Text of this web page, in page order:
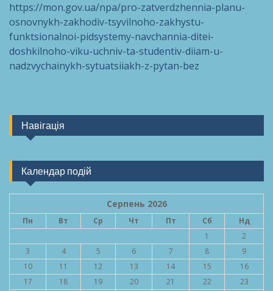
https://mon.gov.ua/npa/pro-zatverdzhennia-planu-
osnovnykh-zakhodiv-tsyvilnoho-zakhystu-
funktsionalnoi-pidsystemy-navchannia-ditei-
doshkilnoho-viku-uchniv-ta-studentiv-diiam-u-
nadzvychainykh-sytuatsiiakh-z-pytan-bez
Навігація
Календар подій
Серпень 2026
Пн Вт Ср Чт Пт Сб
Нд
1
2
3
4 5 6 7 8
9
10
11 12 13 14 15
16
17
18 19 20 21 22
23